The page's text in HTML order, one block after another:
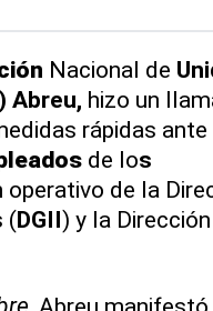
Nacional de
Abreu, hizo un
rápidas ante
de los
de la
(DGII) y la